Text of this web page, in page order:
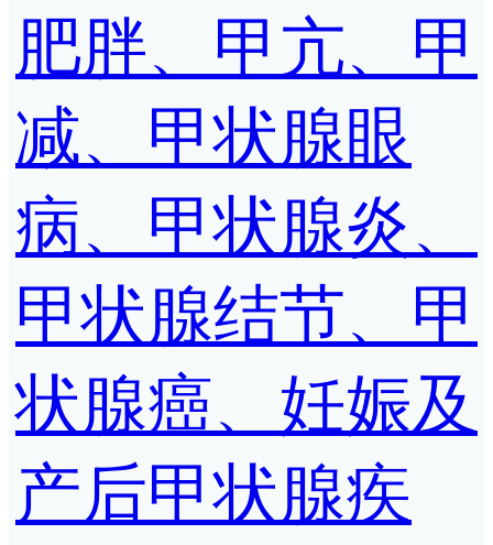
肥胖、甲亢、甲
减、甲状腺眼
病、甲状腺炎、
甲状腺结节、甲
状腺癌、妊娠及
产后甲状腺疾